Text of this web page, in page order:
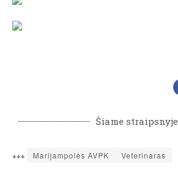
Šiame straipsnyje
+++ Marijampolės AVPK Veterinaras